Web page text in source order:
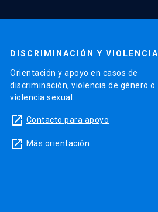
DISCRIMINACIÓN Y VIOLENCIA
Orientación y apoyo en casos de
discriminación, violencia de género o
violencia sexual.
launch Contacto para apoyo
launch Más orientación